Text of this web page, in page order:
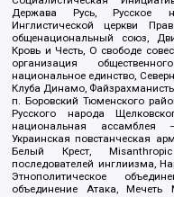
Держава Русь, Русское
Инглистической церкви
общенациональный союз,
Кровь и Честь, О свободе
организация
национальное единство,
Клуба Динамо,
п. Боровский Тюменского
Русского народа
национальная ассамблея
Украинская повстанческая
Белый Крест,
последователей инглиизма,
Этнополитическое
объединение Атака,